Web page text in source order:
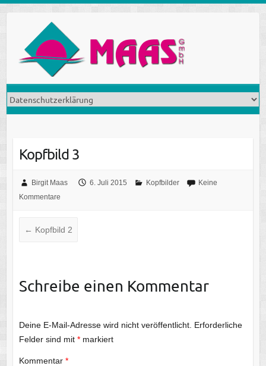
Kopfbild 3
Birgit Maas 6. Juli 2015 Kopfbilder
Keine
Kommentare
← Kopfbild 2
Schreibe einen Kommentar
Deine E-Mail-Adresse wird nicht veröffentlicht. Erforderliche
Felder sind mit *markiert
Kommentar *